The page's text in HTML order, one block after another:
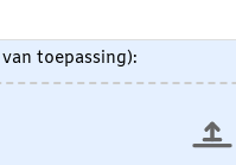
toepassing):